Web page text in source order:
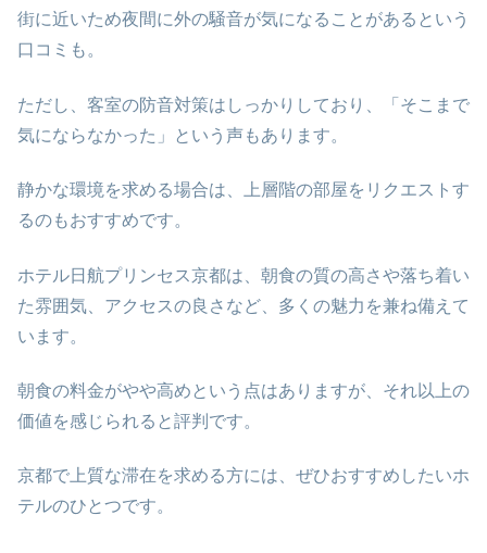
街に近いため夜間に外の騒音が気になることがあるという
口コミも。
ただし、客室の防音対策はしっかりしており、「そこまで
気にならなかった」という声もあります。
静かな環境を求める場合は、上層階の部屋をリクエストす
るのもおすすめです。
ホテル日航プリンセス京都は、朝食の質の高さや落ち着い
た雰囲気、アクセスの良さなど、多くの魅力を兼ね備えて
います。
朝食の料金がやや高めという点はありますが、それ以上の
価値を感じられると評判です。
京都で上質な滞在を求める方には、ぜひおすすめしたいホ
テルのひとつです。